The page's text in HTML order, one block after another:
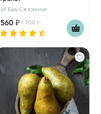
от Ешь Сезонное
560 / 700 г.